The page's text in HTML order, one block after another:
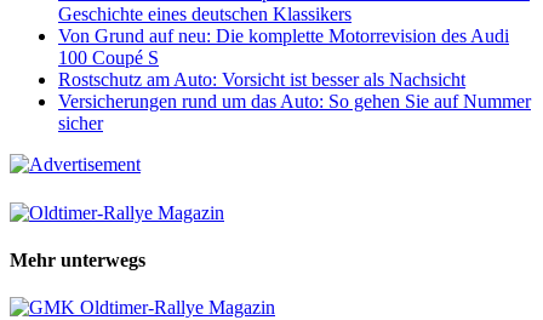
Geschichte eines deutschen Klassikers
Von Grund auf neu: Die komplette Motorrevision des Audi
100 Coupé S
Rostschutz am Auto: Vorsicht ist besser als Nachsicht
Versicherungen rund um das Auto: So gehen Sie auf Nummer
sicher
Mehr unterwegs